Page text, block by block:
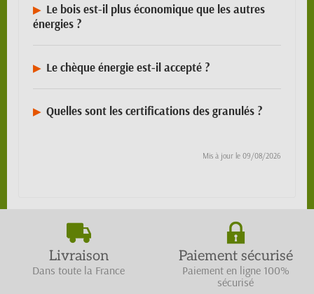
Le bois est-il plus économique que les autres
énergies ?
Le chèque énergie est-il accepté ?
Quelles sont les certifications des granulés ?
Mis à jour le 09/08/2026
Livraison
Dans toute la France
Paiement sécurisé
Paiement en ligne 100%
sécurisé